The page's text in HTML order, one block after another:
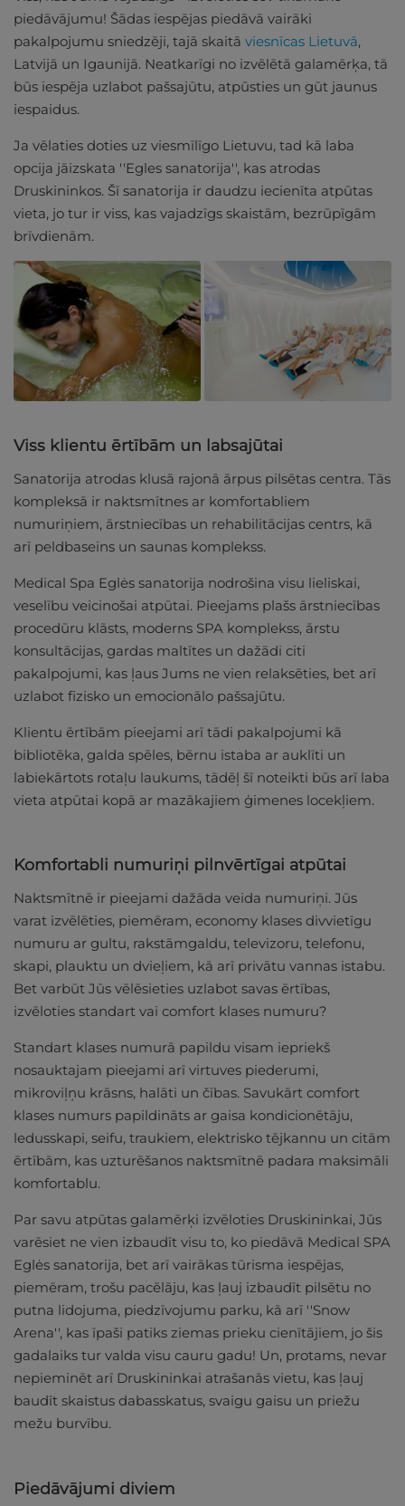
piedāvājumu! Šādas iespējas piedāvā vairāki
pakalpojumu sniedzēji, tajā skaitā viesnīcas Lietuvā,
Latvijā un Igaunijā. Neatkarīgi no izvēlētā galamērķa, tā
būs iespēja uzlabot pašsajūtu, atpūsties un gūt jaunus
iespaidus.
Ja vēlaties doties uz viesmīlīgo Lietuvu, tad kā laba
opcija jāizskata ''Egles sanatorija'', kas atrodas
Druskininkos. Šī sanatorija ir daudzu iecienīta atpūtas
vieta, jo tur ir viss, kas vajadzīgs skaistām, bezrūpīgām
brīvdienām.
Viss klientu ērtībām un labsajūtai
Sanatorija atrodas klusā rajonā ārpus pilsētas centra. Tās
kompleksā ir naktsmītnes ar komfortabliem
numuriņiem, ārstniecības un rehabilitācijas centrs, kā
arī peldbaseins un saunas komplekss.
Medical Spa Eglės sanatorija nodrošina visu lieliskai,
veselību veicinošai atpūtai. Pieejams plašs ārstniecības
procedūru klāsts, moderns SPA komplekss, ārstu
konsultācijas, gardas maltītes un dažādi citi
pakalpojumi, kas ļaus Jums ne vien relaksēties, bet arī
uzlabot fizisko un emocionālo pašsajūtu.
Klientu ērtībām pieejami arī tādi pakalpojumi kā
bibliotēka, galda spēles, bērnu istaba ar auklīti un
labiekārtots rotaļu laukums, tādēļ šī noteikti būs arī laba
vieta atpūtai kopā ar mazākajiem ģimenes locekļiem.
Komfortabli numuriņi pilnvērtīgai atpūtai
Naktsmītnē ir pieejami dažāda veida numuriņi. Jūs
varat izvēlēties, piemēram, economy klases divvietīgu
numuru ar gultu, rakstāmgaldu, televizoru, telefonu,
skapi, plauktu un dvieļiem, kā arī privātu vannas istabu.
Bet varbūt Jūs vēlēsieties uzlabot savas ērtības,
izvēloties standart vai comfort klases numuru?
Standart klases numurā papildu visam iepriekš
nosauktajam pieejami arī virtuves piederumi,
mikroviļņu krāsns, halāti un čības. Savukārt comfort
klases numurs papildināts ar gaisa kondicionētāju,
ledusskapi, seifu, traukiem, elektrisko tējkannu un citām
ērtībām, kas uzturēšanos naktsmītnē padara maksimāli
komfortablu.
Par savu atpūtas galamērķi izvēloties Druskininkai, Jūs
varēsiet ne vien izbaudīt visu to, ko piedāvā Medical SPA
Eglės sanatorija, bet arī vairākas tūrisma iespējas,
piemēram, trošu pacēlāju, kas ļauj izbaudīt pilsētu no
putna lidojuma, piedzīvojumu parku, kā arī ''Snow
Arena'', kas īpaši patiks ziemas prieku cienītājiem, jo šis
gadalaiks tur valda visu cauru gadu! Un, protams, nevar
nepieminēt arī Druskininkai atrašanās vietu, kas ļauj
baudīt skaistus dabasskatus, svaigu gaisu un priežu
mežu burvību.
Piedāvājumi diviem